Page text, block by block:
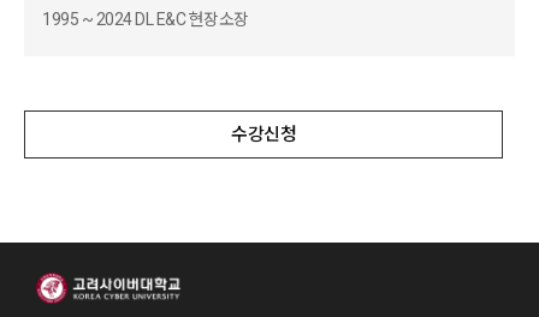
1995 ~ 2024 DL E&C 현장소장
수강신청